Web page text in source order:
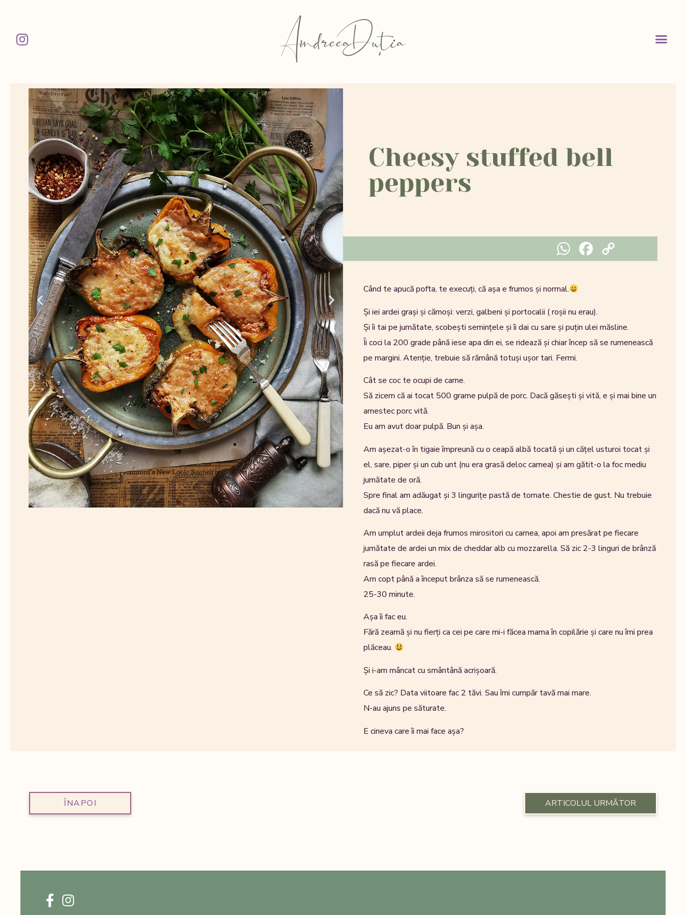
Cheesy stuffed bell
peppers
WhatsAppFacebook
Copy Link
Când te apucă pofta, te execuți, că așa e frumos și normal.
Și iei ardei grași și cărnoși: verzi, galbeni și portocalii ( roșii nu erau).
Și îi tai pe jumătate, scobești semințele și îi dai cu sare și puțin ulei măsline.
Îi coci la 200 grade până iese apa din ei, se ridează și chiar încep să se rumenească
pe margini. Atenție, trebuie să rămână totuși ușor tari. Fermi.
Cât se coc te ocupi de carne.
Să zicem că ai tocat 500 grame pulpă de porc. Dacă găsești și vită, e și mai bine un
amestec porc vită.
Eu am avut doar pulpă. Bun și așa.
Am așezat-o în tigaie împreună cu o ceapă albă tocată și un cățel usturoi tocat și
el, sare, piper și un cub unt (nu era grasă deloc carnea) și am gătit-o la foc mediu
jumătate de oră.
Spre final am adăugat și 3 lingurițe pastă de tomate. Chestie de gust. Nu trebuie
dacă nu vă place.
Am umplut ardeii deja frumos mirositori cu carnea, apoi am presărat pe fiecare
jumătate de ardei un mix de cheddar alb cu mozzarella. Să zic 2-3 linguri de brânză
rasă pe fiecare ardei.
Am copt până a început brânza să se rumenească.
25-30 minute.
Așa îi fac eu.
Fără zeamă și nu fierți ca cei pe care mi-i făcea mama în copilărie și care nu îmi prea
plăceau.
Și i-am mâncat cu smântână acrișoară.
Ce să zic? Data viitoare fac 2 tăvi. Sau îmi cumpăr tavă mai mare.
N-au ajuns pe săturate.
E cineva care îi mai face așa?
ÎNAPOI ARTICOLUL URMĂTOR